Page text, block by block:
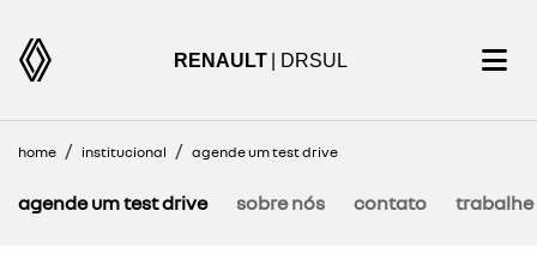
RENAULT | DRSUL
home institucional agende um test drive
sobre nós contato
agende um test drive